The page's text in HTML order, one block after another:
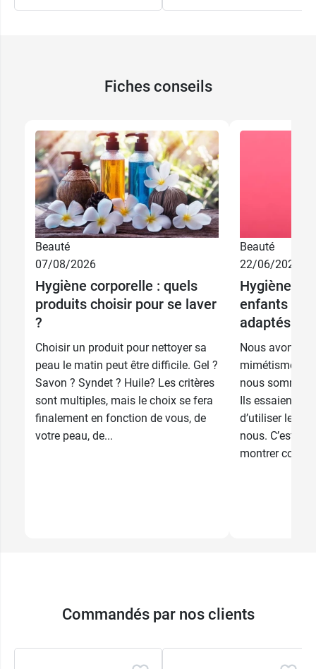
250 ml 4,29 €
7,99 €
Fiches conseils
Beauté
07/08/2026
Hygiène corporelle : quels
produits choisir pour se laver
?
Choisir un produit pour nettoyer sa
peau le matin peut être difficile. Gel ?
Savon ? Syndet ? Huile? Les critères
sont multiples, mais le choix se fera
finalement en fonction de vous, de
votre peau, de...
Beauté
22/06/2026
Hygiène
enfants :
adaptés à
Nous avons
mimétisme de
nous sommes
Ils essaient
d’utiliser les
nous. C’est le
montrer
Commandés par nos clients